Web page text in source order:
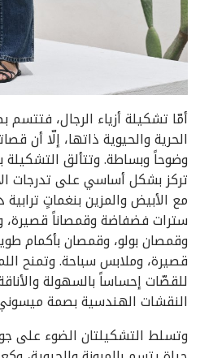
أمّا تشكيلة أزياء الرجال،
الحرية والحيوية ذاتها، إلّا أن
وضوحاً وبساطة. وتتألق التشكيلة
تركز بشكل أساسي على تدرجات
مع الأبيض والمزين بنغماتٍ
سترات فضفاضة وقمصاناً قصيرة،
وقمصان بولو، وقمصان بأكمام
قصيرة، وملابس سباحة. وتمنح
للقصّات إحساساً بالسهولة
النقشات الهندسية بصمة
وتسلط التشكيلتان الضوء على